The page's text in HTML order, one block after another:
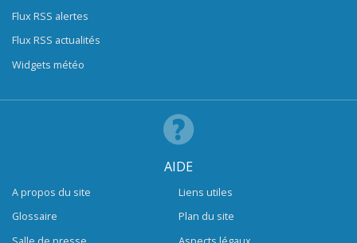
Flux RSS alertes
Flux RSS actualités
Widgets météo
AIDE
A propos du site
Glossaire
Liens utiles
Plan du site